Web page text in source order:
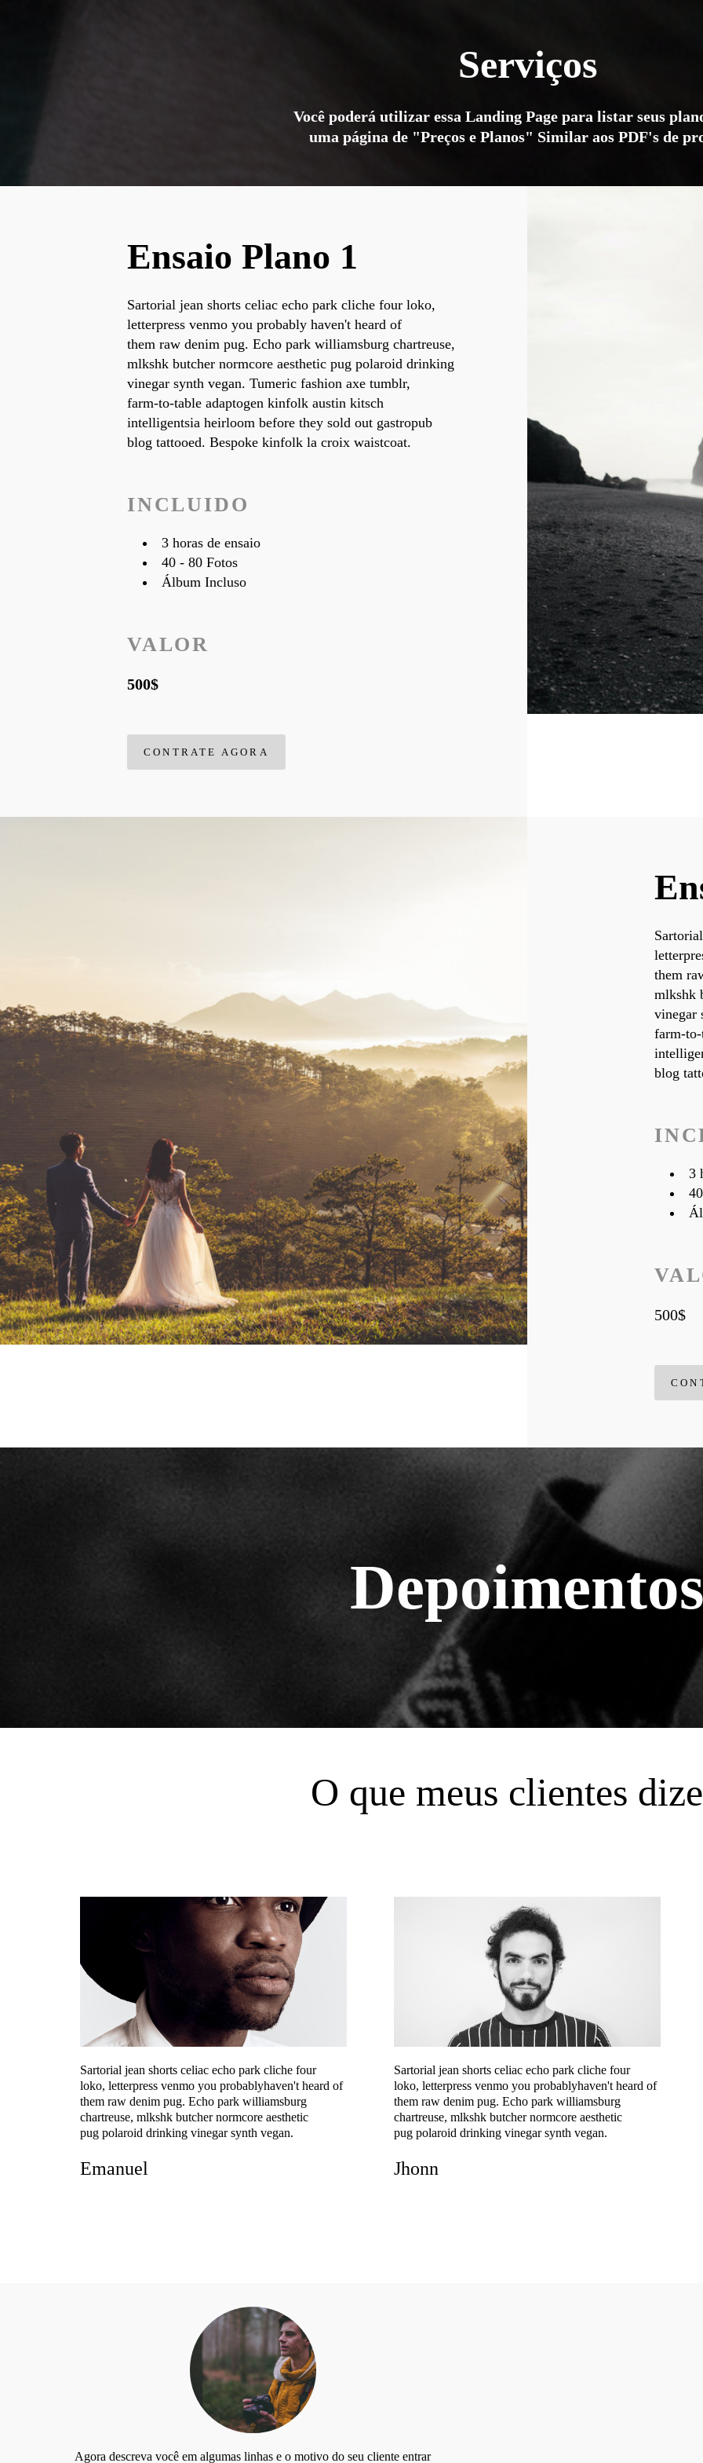
Serviços
Você poderá utilizar essa Landing Page para listar seus
uma página de "Preços e Planos" Similar aos PDF's de
Ensaio Plano 1
Sartorial jean shorts celiac echo park cliche four loko,
letterpress venmo you probably haven't heard of
them raw denim pug. Echo park williamsburg chartreuse,
mlkshk butcher normcore aesthetic pug polaroid drinking
vinegar synth vegan. Tumeric fashion axe tumblr,
farm-to-table adaptogen kinfolk austin kitsch
intelligentsia heirloom before they sold out gastropub
blog tattooed. Bespoke kinfolk la croix waistcoat.
INCLUIDO
3 horas de ensaio
40 - 80 Fotos
Álbum Incluso
VALOR
500$
CONTRATE AGORA
them
mlkshk
vinegar
farm-
blog
3
500$
O que meus clientes
Sartorial jean shorts celiac echo park cliche four
loko, letterpress venmo you probablyhaven't heard of
them raw denim pug. Echo park williamsburg
chartreuse, mlkshk butcher normcore aesthetic
pug polaroid drinking vinegar synth vegan.
Emanuel
Sartorial jean shorts celiac echo park cliche four
loko, letterpress venmo you probablyhaven't heard of
them raw denim pug. Echo park williamsburg
chartreuse, mlkshk butcher normcore aesthetic
pug polaroid drinking vinegar synth vegan.
Jhonn
Agora descreva você em algumas linhas e o motivo do seu cliente entrar